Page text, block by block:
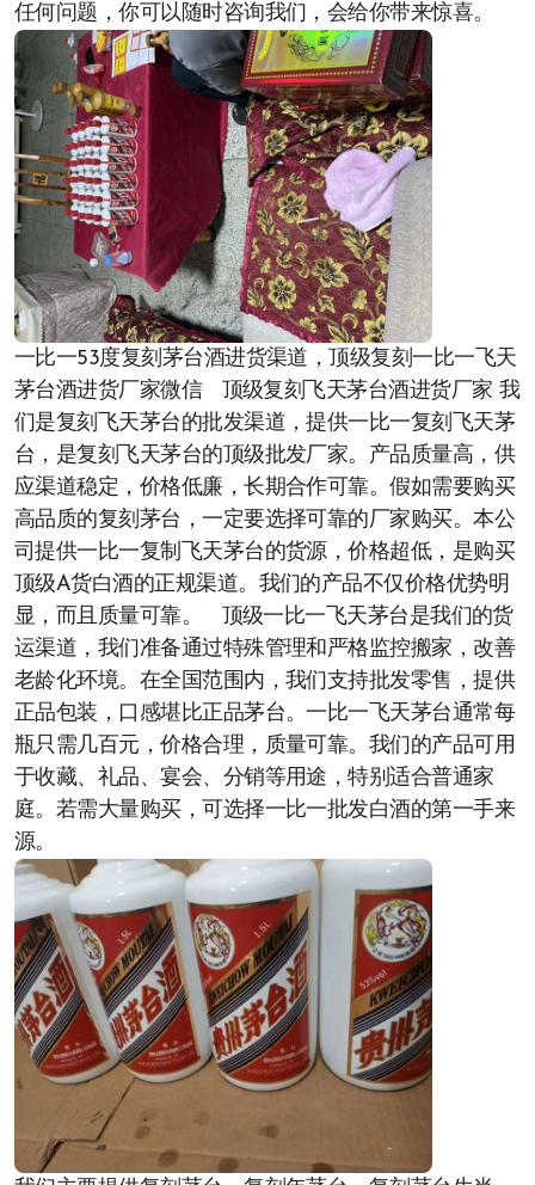
任何问题，你可以随时咨询我们，会给你带来惊喜。
一比一53度复刻茅台酒进货渠道，顶级复刻一比一飞天
茅台酒进货厂家微信 顶级复刻飞天茅台酒进货厂家 我
们是复刻飞天茅台的批发渠道，提供一比一复刻飞天茅
台，是复刻飞天茅台的顶级批发厂家。产品质量高，供
应渠道稳定，价格低廉，长期合作可靠。假如需要购买
高品质的复刻茅台，一定要选择可靠的厂家购买。本公
司提供一比一复制飞天茅台的货源，价格超低，是购买
顶级A货白酒的正规渠道。我们的产品不仅价格优势明
显，而且质量可靠。 顶级一比一飞天茅台是我们的货
运渠道，我们准备通过特殊管理和严格监控搬家，改善
老龄化环境。在全国范围内，我们支持批发零售，提供
正品包装，口感堪比正品茅台。一比一飞天茅台通常每
瓶只需几百元，价格合理，质量可靠。我们的产品可用
于收藏、礼品、宴会、分销等用途，特别适合普通家
庭。若需大量购买，可选择一比一批发白酒的第一手来
源。